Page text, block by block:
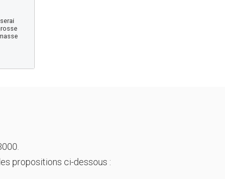
propositions ci-dessous :